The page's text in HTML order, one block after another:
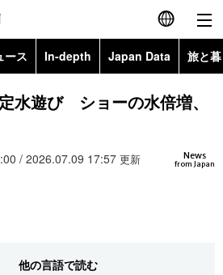
English
简体字
ース In-depth Japan Data 旅と
Topics
水遊び ショーの水倍増、
News
from Japan
/ 2026.07.09 17:57 更新
他の言語で読む